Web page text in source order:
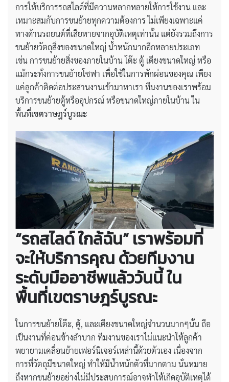
การให้บริการรถสไลด์ที่มีความหลากหลายให้การใช้งาน และ
เหมาะสมกับการขนย้ายทุกความต้องการ ไม่เพียงเฉพาะแค่
ทางด้านรถยนต์ที่เสียหายจากอุบัติเหตุเท่านั้น แต่ยังรวมถึงการ
ขนย้ายวัตถุสิ่งของขนาดใหญ่ น้ำหนักมากอีกหลายประเภท
เช่น การขนย้ายสิ่งของภายในบ้าน โต๊ะ ตู้ เตียงขนาดใหญ่ หรือ
แม้กระทั่งการขนย้ายโซฟา เพื่อใช้ในการพักผ่อนของคุณ เพียง
แค่ลูกค้าติดต่อประสานงานเข้ามาหาเรา ทีมงานของเราพร้อม
บริการขนย้ายตู้หรืออุปกรณ์ หรือขนาดใหญ่ภายในบ้าน ใน
พื้นที่เขตราษฎร์บูรณะ
“รถสไลด์ ใกล้ฉัน” เราพร้อมที่
จะให้บริการคุณ ด้วยทีมงาน
ระดับมืออาชีพแล้ววันนี้ ใน
พื้นที่เขตราษฎร์บูรณะ
ในการขนย้ายโต๊ะ, ตู้, และเตียงขนาดใหญ่จำนวนมากๆนั้น ถือ
เป็นงานที่ค่อนข้างลำบาก ทีมงานของเราไม่แนะนำให้ลูกค้า
พยายามเคลื่อนย้ายเฟอร์นิเจอร์เหล่านี้ด้วยตัวเอง เนื่องจาก
การที่วัตถุมีขนาดใหญ่ ทำให้มีน้ำหนักตัวที่มากตาม นั่นหมาย
ถึงหากขนย้ายอย่างไม่มีประสบการณ์อาจทำให้เกิดอุบัติเหตุได้